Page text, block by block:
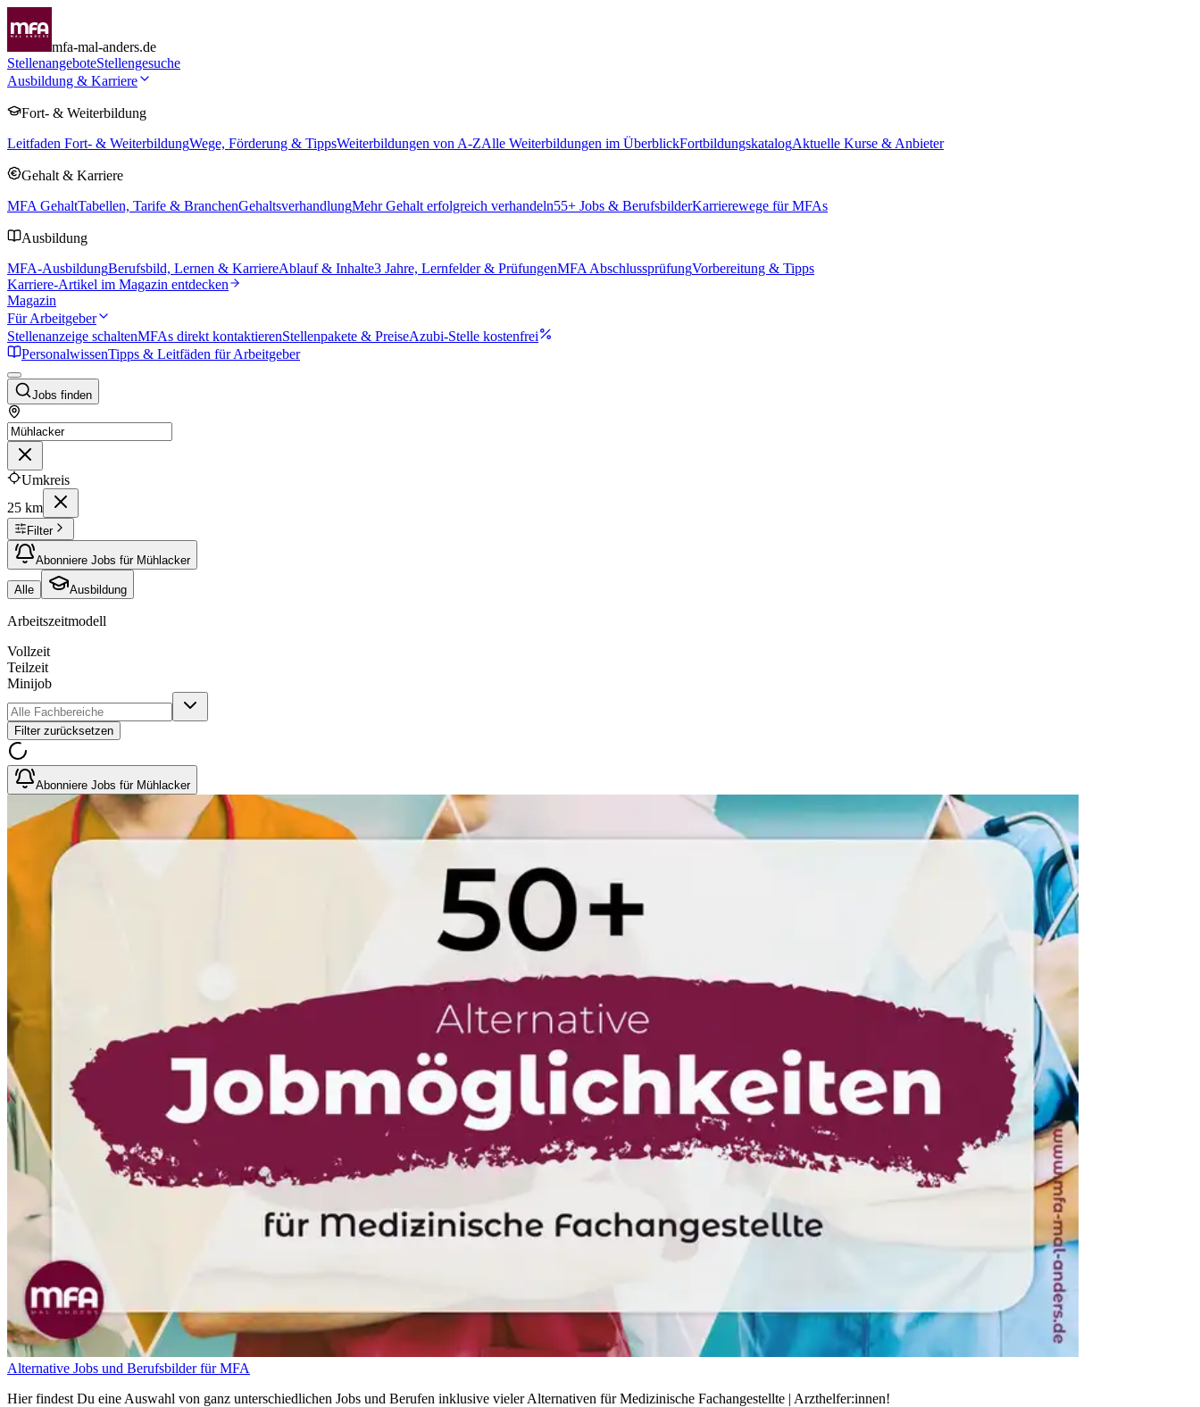
mfa-mal-anders.de
StellenangeboteStellengesuche
Ausbildung & Karriere
Fort- & Weiterbildung
Leitfaden Fort- & WeiterbildungWege, Förderung & TippsWeiterbildungen von A-ZAlle Weiterbildungen im ÜberblickFortbildungskatalogAktuelle Kurse & Anbieter
Gehalt & Karriere
MFA GehaltTabellen, Tarife & BranchenGehaltsverhandlungMehr Gehalt erfolgreich verhandeln55+ Jobs & BerufsbilderKarrierewege für MFAs
Ausbildung
MFA-AusbildungBerufsbild, Lernen & KarriereAblauf & Inhalte3 Jahre, Lernfelder & PrüfungenMFA AbschlussprüfungVorbereitung & Tipps
Karriere-Artikel im Magazin entdecken
Magazin
Für Arbeitgeber
Stellenanzeige schaltenMFAs direkt kontaktierenStellenpakete & PreiseAzubi-Stelle kostenfrei
PersonalwissenTipps & Leitfäden für Arbeitgeber
Jobs finden
Umkreis
25 km
Filter
Abonniere Jobs für Mühlacker
Alle Ausbildung
Arbeitszeitmodell
Vollzeit
Teilzeit
Minijob
Filter zurücksetzen
Abonniere Jobs für Mühlacker
Alternative Jobs und Berufsbilder für MFA
Hier findest Du eine Auswahl von ganz unterschiedlichen Jobs und Berufen inklusive vieler Alternativen für Medizinische Fachangestellte | Arzthelfer:innen!